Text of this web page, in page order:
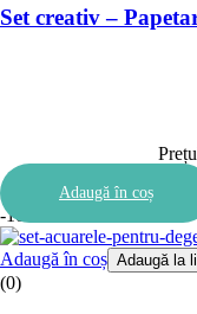
Set creativ –
Adaugă în coș
-10%
Adaugă în coș Adaugă la
(0)